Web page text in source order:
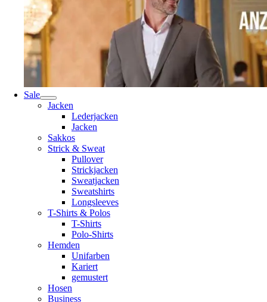
Sale
Jacken
Lederjacken
Jacken
Sakkos
Strick & Sweat
Pullover
Strickjacken
Sweatjacken
Sweatshirts
Longsleeves
T-Shirts & Polos
T-Shirts
Polo-Shirts
Hemden
Unifarben
Kariert
gemustert
Hosen
Business